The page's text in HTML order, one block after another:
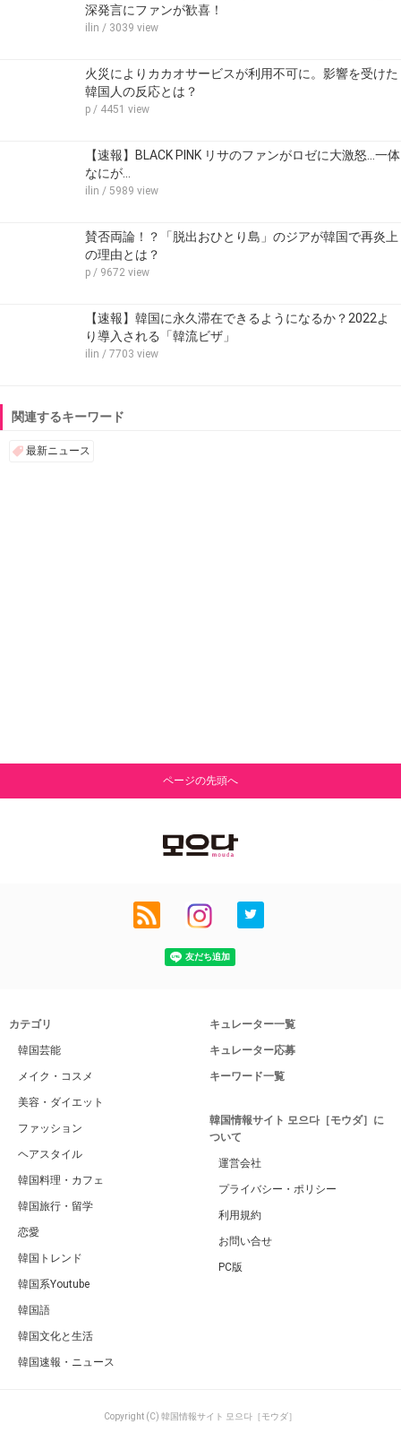
深発言にファンが歓喜！
ilin / 3039 view
火災によりカカオサービスが利用不可に。影響を受けた
韓国人の反応とは？
p / 4451 view
【速報】BLACK PINK リサのファンがロゼに大激怒…一体
なにが…
ilin / 5989 view
賛否両論！？「脱出おひとり島」のジアが韓国で再炎上
の理由とは？
p / 9672 view
【速報】韓国に永久滞在できるようになるか？2022よ
り導入される「韓流ビザ」
ilin / 7703 view
関連するキーワード
最新ニュース
ページの先頭へ
カテゴリ
韓国芸能
メイク・コスメ
美容・ダイエット
ファッション
ヘアスタイル
韓国料理・カフェ
韓国旅行・留学
恋愛
韓国トレンド
韓国系Youtube
韓国語
韓国文化と生活
韓国速報・ニュース
キュレーター一覧
キュレーター応募
キーワード一覧
韓国情報サイト 모으다［モウダ］に
ついて
運営会社
プライバシー・ポリシー
利用規約
お問い合せ
PC版
Copyright (C) 韓国情報サイト 모으다［モウダ］